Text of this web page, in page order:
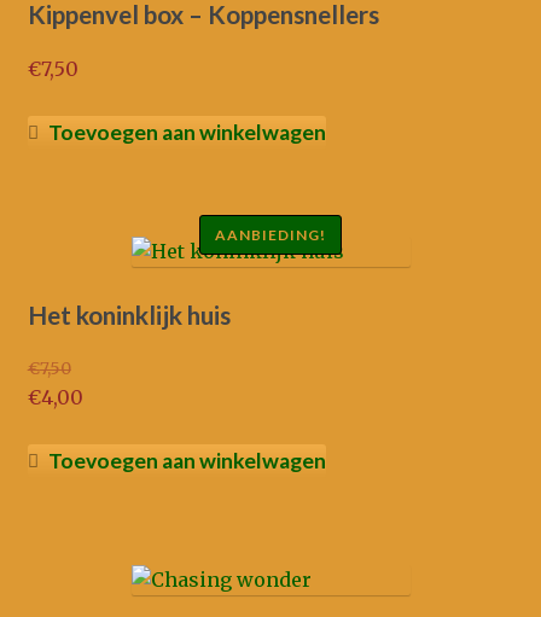
Kippenvel box – Koppensnellers
€7,50
Toevoegen aan winkelwagen
Het koninklijk huis
AANBIEDING!
€7,50
Oorspronkelijke
was:
€4,00
prijsToevoegen aan winkelwagen